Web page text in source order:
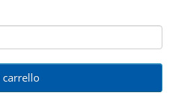
carrello